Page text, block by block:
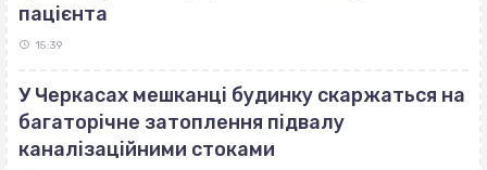
пацієнта
15:39
У Черкасах мешканці будинку скаржаться на
багаторічне затоплення підвалу
каналізаційними стоками